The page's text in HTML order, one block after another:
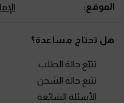
الموقع:
هل تحتاج مساعدة؟
تتبّع حالة الطلب
تتبع حالة الشحن
الأسئلة الشائعة